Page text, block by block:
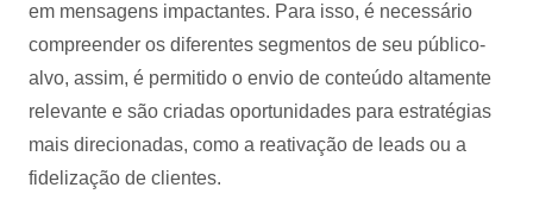
em mensagens impactantes. Para isso, é necessário
compreender os diferentes segmentos de seu público-
alvo, assim, é permitido o envio de conteúdo altamente
relevante e são criadas oportunidades para estratégias
mais direcionadas, como a reativação de leads ou a
fidelização de clientes.